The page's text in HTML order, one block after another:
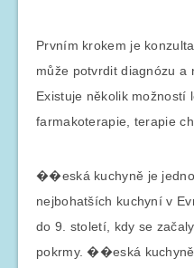
Prvním krokem je
může potvrdit diagnózu a
Existuje několik možností
farmakoterapie, terapie
��eská kuchyně je
nejbohatších kuchyní v
do 9. století, kdy se
pokrmy. ��eská